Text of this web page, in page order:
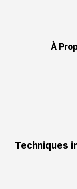
À
Techniques